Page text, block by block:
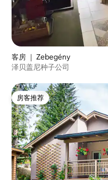
客房 ｜ Zebegény
泽贝盖尼种子公司
房客推荐
房客推荐